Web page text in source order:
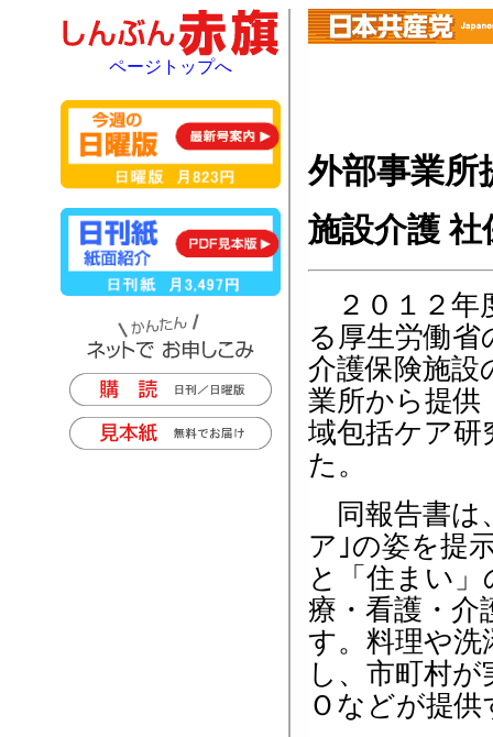
外部事業所
施設介護 社
２０１２年
る厚生労働省
介護保険施設
業所から提供
域包括ケア研
た。
同報告書は
ア｣の姿を提
と「住まい
療・看護・介
す。料理や洗
し、市町村
Ｏなどが提
ページトップへ